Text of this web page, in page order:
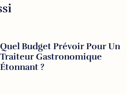
Quel Budget Prévoir Pour Un
Traiteur Gastronomique
Étonnant ?